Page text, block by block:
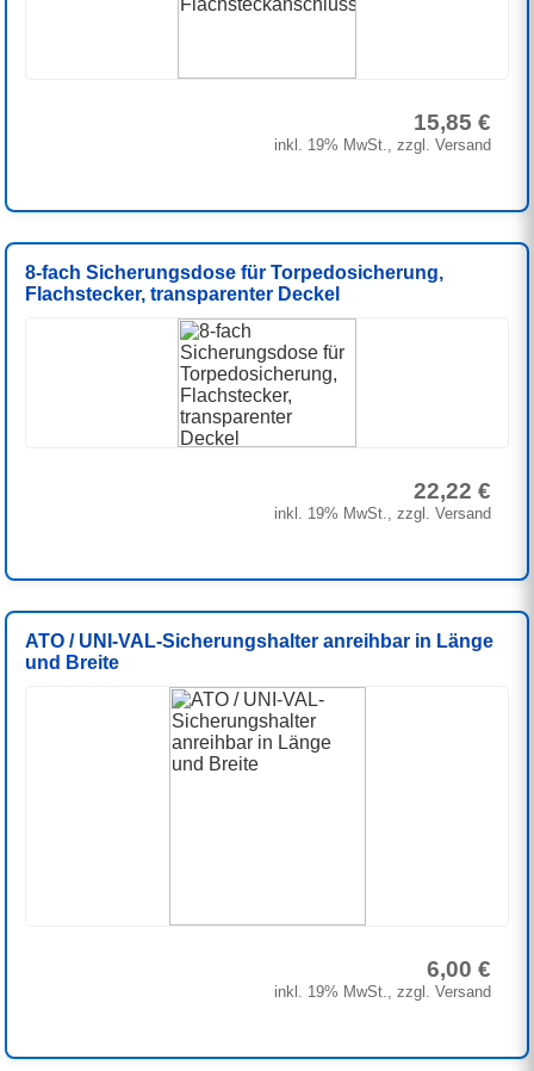
15,85 €
inkl. 19% MwSt., zzgl. Versand
8-fach Sicherungsdose für Torpedosicherung,
Flachstecker, transparenter Deckel
22,22 €
inkl. 19% MwSt., zzgl. Versand
ATO / UNI-VAL-Sicherungshalter anreihbar in Länge
und Breite
6,00 €
inkl. 19% MwSt., zzgl. Versand